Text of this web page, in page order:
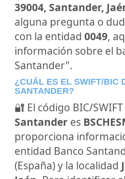
39004, Santander,
alguna pregunta o
con la entidad 0049,
información sobre el
Santander".
¿CUÁL ES EL SWIFT/BIC
SANTANDER?
🔐 El código BIC/
Santander es
proporciona
entidad Banco
(España) y la localidad